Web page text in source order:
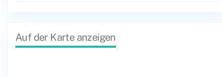
Auf der Karte anzeigen